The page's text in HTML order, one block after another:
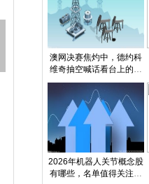
格林达大宗交易折价成交20.8
今热点：新疆吐鲁番100MW/40
澳网决赛焦灼中，德约科
维奇抽空喊话看台上的纳
达尔：你想下来打吗，拉
法？
2026年机器人关节概念股
有哪些，名单值得关注收